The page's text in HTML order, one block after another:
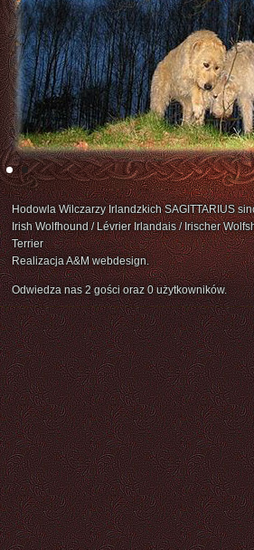
Hodowla Wilczarzy Irlandzkich SAGITTARIUS
Irish Wolfhound / Lévrier Irlandais / Irischer
Terrier
Realizacja A&M webdesign.
Odwiedza nas 2 gości oraz 0 użytkowników.